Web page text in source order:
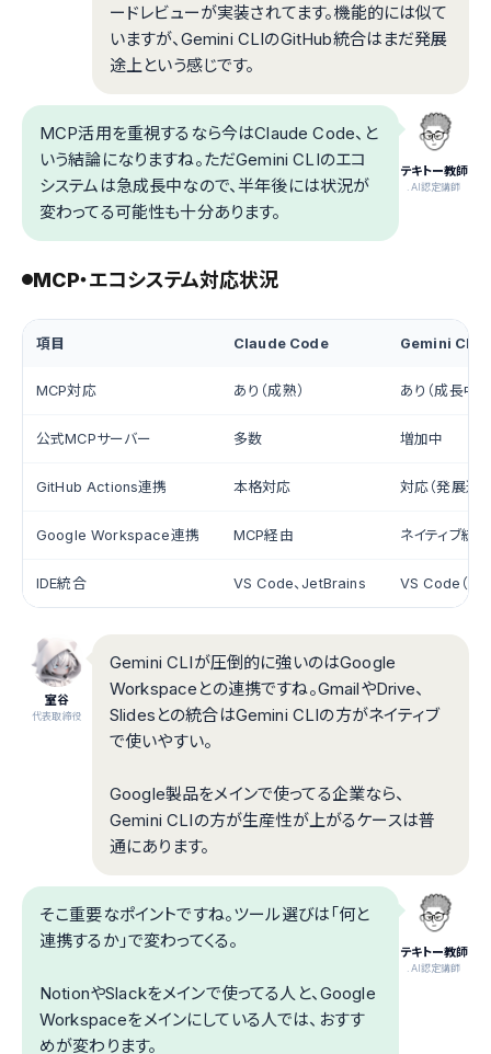
ードレビューが実装されてます。機能的には似て
いますが、Gemini CLIのGitHub統合はまだ発展
途上という感じです。
テキトー教師
.AI認定講師
MCP活用を重視するなら今はClaude Code、と
いう結論になりますね。ただGemini CLIのエコ
システムは急成長中なので、半年後には状況が
変わってる可能性も十分あります。
MCP・エコシステム対応状況
項目 Claude Code Gemini CLI
MCP対応 あり（成熟） あり（成長中）
公式MCPサーバー 多数 増加中
GitHub Actions連携 本格対応 対応（発展途
Google Workspace連携 MCP経由 ネイティブ統
IDE統合 VS Code、JetBrains VS Code（
室谷
代表取締役
Gemini CLIが圧倒的に強いのはGoogle
Workspaceとの連携ですね。GmailやDrive、
Slidesとの統合はGemini CLIの方がネイティブ
で使いやすい。
Google製品をメインで使ってる企業なら、
Gemini CLIの方が生産性が上がるケースは普
通にあります。
テキトー教師
.AI認定講師
そこ重要なポイントですね。ツール選びは「何と
連携するか」で変わってくる。
NotionやSlackをメインで使ってる人と、Google
Workspaceをメインにしている人では、おすす
めが変わります。